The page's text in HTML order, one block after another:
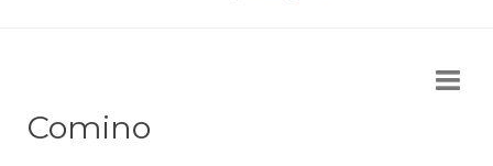
Comino